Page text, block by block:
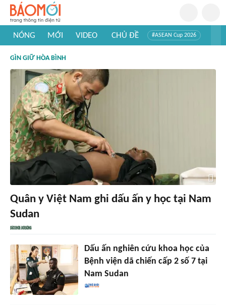
NÓNG MỚI VIDEO CHỦ ĐỀ #ASEAN Cup 2026
#Khám phá thế giới
GÌN GIỮ HÒA BÌNH
Quân y Việt Nam ghi dấu ấn y học tại Nam
Sudan
Dấu ấn nghiên cứu khoa học của
Bệnh viện dã chiến cấp 2 số 7 tại
Nam Sudan